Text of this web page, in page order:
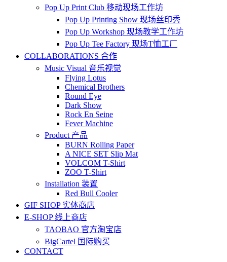
Pop Up Print Club 移动现场工作坊
Pop Up Printing Show 现场丝印秀
Pop Up Workshop 现场教学工作坊
Pop Up Tee Factory 现场T恤工厂
COLLABORATIONS 合作
Music Visual 音乐视觉
Flying Lotus
Chemical Brothers
Round Eye
Dark Show
Rock En Seine
Fever Machine
Product 产品
BURN Rolling Paper
A NICE SET Slip Mat
VOLCOM T-Shirt
ZOO T-Shirt
Installation 装置
Red Bull Cooler
GIF SHOP 实体商店
E-SHOP 线上商店
TAOBAO 官方淘宝店
BigCartel 国际购买
CONTACT